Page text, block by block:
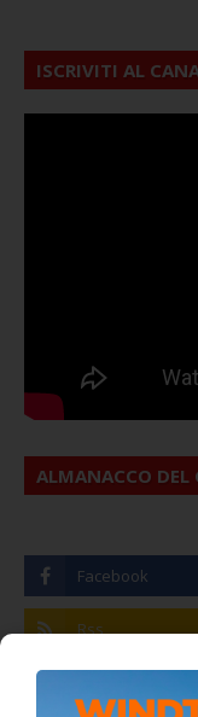
ISCRIVITI AL
ALMANACCO DEL